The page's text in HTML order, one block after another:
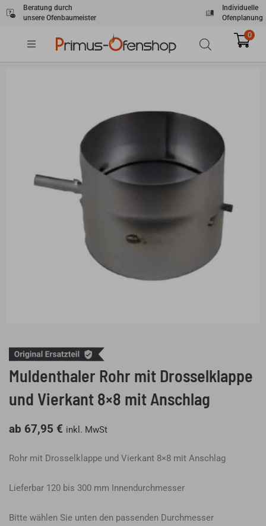
Zum
Inhalt
Beratung durch
unsere Ofenbaumeister
Individuelle
Ofenplanung
0
Muldenthaler Rohr mit Drosselklappe
und Vierkant 8×8 mit Anschlag
ab 67,95 € inkl. MwSt
Rohr mit Drosselklappe und Vierkant 8×8 mit Anschlag
Lieferbar 120 bis 300 mm Innendurchmesser
Bitte wählen Sie unten den passenden Durchmesser